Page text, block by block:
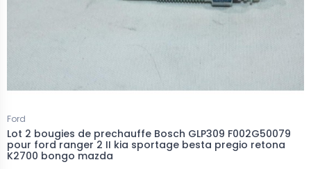
Ford
Lot 2 bougies de prechauffe Bosch GLP309 F002G50079
pour ford ranger 2 II kia sportage besta pregio retona
K2700 bongo mazda